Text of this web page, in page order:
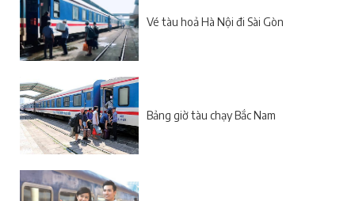
Vé tàu hoả Hà Nội đi Sài Gòn
Bảng giờ tàu chạy Bắc Nam